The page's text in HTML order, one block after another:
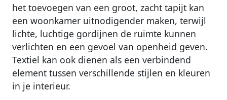
het toevoegen van een groot, zacht tapijt kan
een woonkamer uitnodigender maken, terwijl
lichte, luchtige gordijnen de ruimte kunnen
verlichten en een gevoel van openheid geven.
Textiel kan ook dienen als een verbindend
element tussen verschillende stijlen en kleuren
in je interieur.